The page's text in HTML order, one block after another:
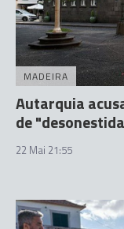
MADEIRA
Autarquia
de
22 Mai 21:55